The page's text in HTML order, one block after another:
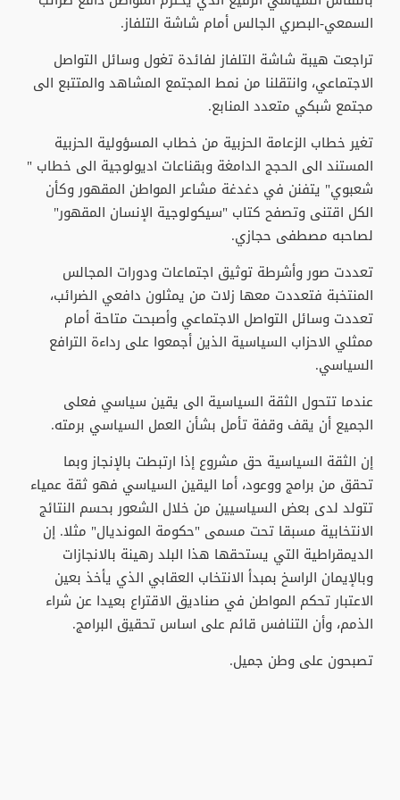
السمعي-البصري الجالس أمام شاشة التلفاز.
تراجعت هيبة شاشة التلفاز لفائدة تغول وسائل التواصل
الاجتماعي، وانتقلنا من نمط المجتمع المشاهد والمتتبع الى
مجتمع شبكي متعدد المنابع.
تغير خطاب الزعامة الحزبية من خطاب المسؤولية الحزبية
المستند الى الحجج الدامغة وبقناعات اديولوجية الى خطاب "
شعبوي" يتفنن في دغدغة مشاعر المواطن المقهور وكأن
الكل اقتنى وتصفح كتاب "سيكولوجية الإنسان المقهور"
لصاحبه مصطفى حجازي.
تعددت صور وأشرطة توثيق اجتماعات ودورات المجالس
المنتخبة فتعددت معها زلات من يمثلون دافعي الضرائب،
تعددت وسائل التواصل الاجتماعي وأصبحت متاحة أمام
ممثلي الاحزاب السياسية الذين أجمعوا على رداءة الترافع
السياسي.
عندما تتحول الثقة السياسية الى يقين سياسي فعلى
الجميع أن يقف وقفة تأمل بشأن العمل السياسي برمته.
إن الثقة السياسية حق مشروع إذا ارتبطت بالإنجاز وبما
تحقق من برامج ووعود، أما اليقين السياسي فهو ثقة عمياء
تتولد لدى بعض السياسيين من خلال الشعور بحسم النتائج
الانتخابية مسبقا تحت مسمى "حكومة المونديال" مثلا. إن
الديمقراطية التي يستحقها هذا البلد رهينة بالانجازات
وبالإيمان الراسخ بمبدأ الانتخاب العقابي الذي يأخذ بعين
الاعتبار تحكم المواطن في صناديق الاقتراع بعيدا عن شراء
الذمم، وأن التنافس قائم على اساس تحقيق البرامج.
تصبحون على وطن جميل.